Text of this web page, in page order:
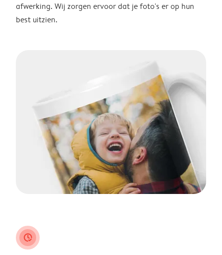
afwerking. Wij zorgen ervoor dat je foto's er op hun
best uitzien.
clock_check